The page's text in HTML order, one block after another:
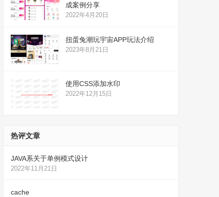
成案例分享
2022年4月20日
扭蛋兔潮玩宇宙APP玩法介绍
2023年8月21日
使用CSS添加水印
2022年12月15日
热评文章
JAVA系关于单例模式设计
2022年11月21日
cache